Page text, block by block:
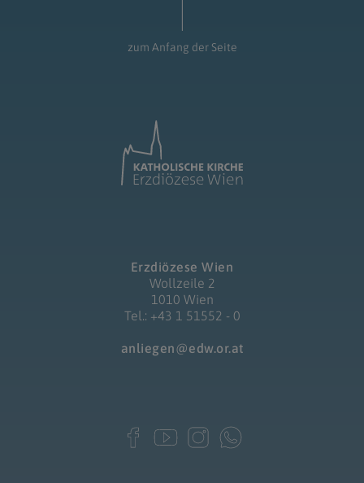
zum Anfang der Seite
Erzdiözese Wien
Wollzeile 2
1010 Wien
Tel.: +43 1 51552 - 0
anliegen@edw.or.at